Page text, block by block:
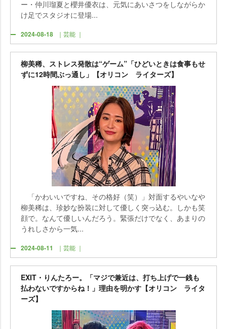
ー・仲川瑠夏と櫻井優衣は、元気にあいさつをしながらか
け足でスタジオに登場...
2024-08-18 ｜芸能 ｜
柳美稀、ストレス発散は“ゲーム”「ひどいときは食事もせ
ずに12時間ぶっ通し」【オリコン ライターズ】
「かわいいですね、その格好（笑）」対面するやいな
柳美稀は、珍妙な扮装に対して優しく突っ込む。しかも笑
顔で。なんて優しいんだろう。緊張だけでなく、あまりの
うれしさから一気...
2024-08-11 ｜芸能 ｜
EXIT・りんたろー。「マジで兼近は、打ち上げで一銭も
払わないですからね！」理由を明かす【オリコン ライタ
ーズ】